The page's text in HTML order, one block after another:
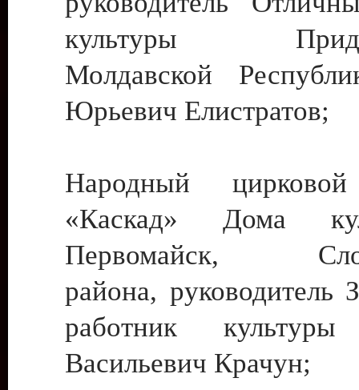
культуры
Молдавской
Юрьевич Елистратов;
Народный цирковой
«Каскад» Дома
Первомайск,
района, руководитель
работник культуры
Васильевич Крачун;